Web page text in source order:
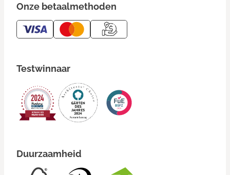
Onze betaalmethoden
Testwinnaar
Duurzaamheid